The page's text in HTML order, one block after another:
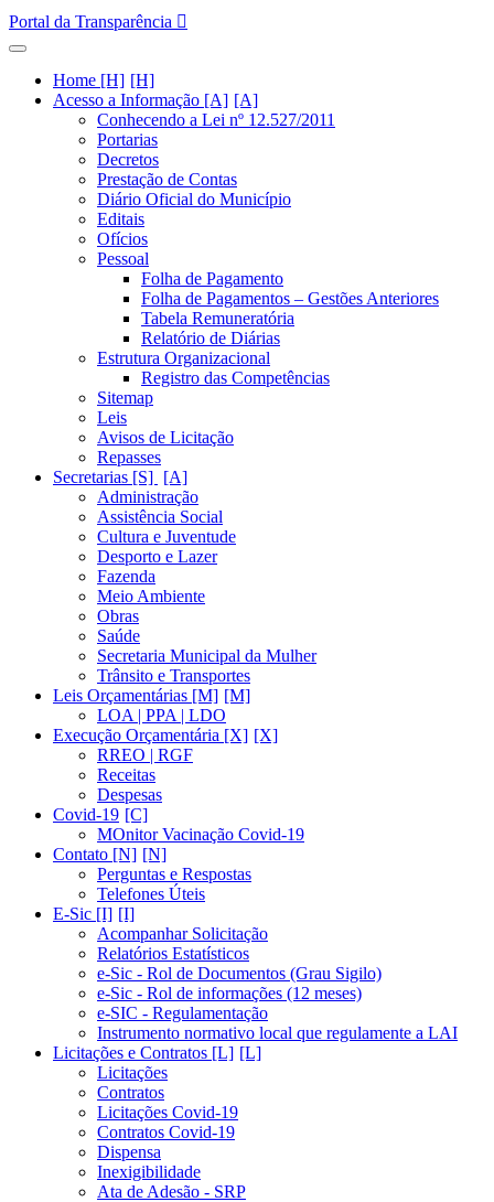
Portal da Transparência
Home [H]
Acesso a Informação [A]
Conhecendo a Lei nº 12.527/2011
Portarias
Decretos
Prestação de Contas
Diário Oficial do Município
Editais
Ofícios
Pessoal
Folha de Pagamento
Folha de Pagamentos – Gestões Anteriores
Tabela Remuneratória
Relatório de Diárias
Estrutura Organizacional
Registro das Competências
Sitemap
Leis
Avisos de Licitação
Repasses
Secretarias [S]
Administração
Assistência Social
Cultura e Juventude
Desporto e Lazer
Fazenda
Meio Ambiente
Obras
Saúde
Secretaria Municipal da Mulher
Trânsito e Transportes
Leis Orçamentárias [M]
LOA | PPA | LDO
Execução Orçamentária [X]
RREO | RGF
Receitas
Despesas
Covid-19
MOnitor Vacinação Covid-19
Contato [N]
Perguntas e Respostas
Telefones Úteis
E-Sic [I]
Acompanhar Solicitação
Relatórios Estatísticos
e-Sic - Rol de Documentos (Grau Sigilo)
e-Sic - Rol de informações (12 meses)
e-SIC - Regulamentação
Instrumento normativo local que regulamente a LAI
Licitações e Contratos [L]
Licitações
Contratos
Licitações Covid-19
Contratos Covid-19
Dispensa
Inexigibilidade
Ata de Adesão - SRP